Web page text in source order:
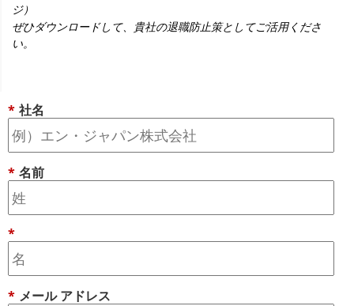
ジ）
ぜひダウンロードして、貴社の退職防止策としてご活用くださ
い。
* 社名
* 名前
*
* メール アドレス